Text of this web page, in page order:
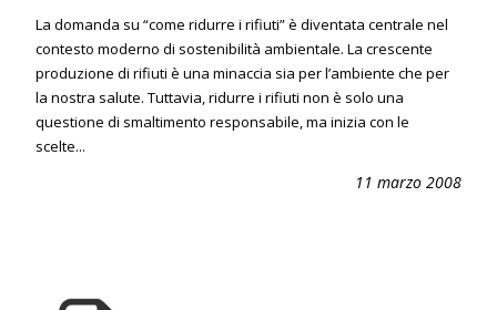
La domanda su “come ridurre i rifiuti” è diventata centrale nel
contesto moderno di sostenibilità ambientale. La crescente
produzione di rifiuti è una minaccia sia per l’ambiente che per
la nostra salute. Tuttavia, ridurre i rifiuti non è solo una
questione di smaltimento responsabile, ma inizia con le
scelte...
11 marzo 2008